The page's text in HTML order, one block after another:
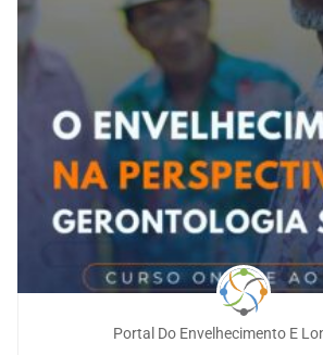
Portal Do Envelhecimento E